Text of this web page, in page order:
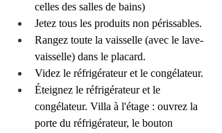
celles des salles de bains)
Jetez tous les produits non périssables.
Rangez toute la vaisselle (avec le lave-
vaisselle) dans le placard.
Videz le réfrigérateur et le congélateur.
Éteignez le réfrigérateur et le
congélateur. Villa à l'étage : ouvrez la
porte du réfrigérateur, le bouton